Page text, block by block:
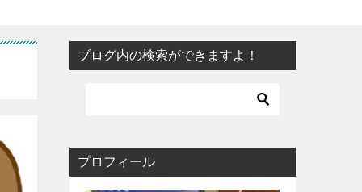
ブログ内の検索ができますよ！
プロフィール